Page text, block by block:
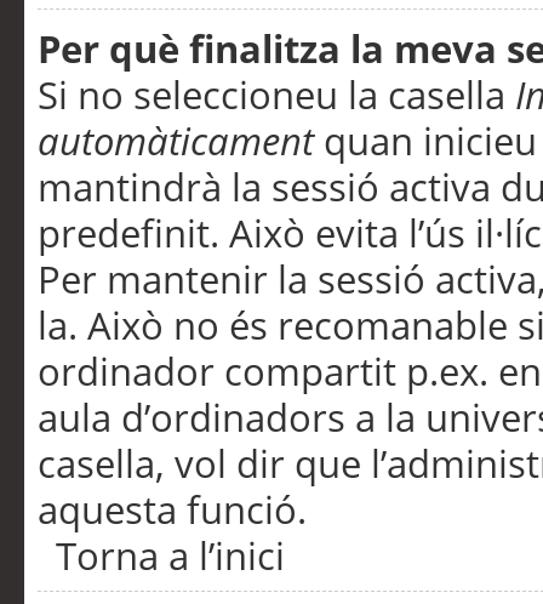
Per què finalitza la meva
Si no seleccioneu la casella
automàticamentquan inicieu
mantindrà la sessió activa
predefinit. Això evita l’ús
Per mantenir la sessió
la. Això no és recomanable
ordinador compartit p.ex.
aula d’ordinadors a la
casella, vol dir que
aquesta funció.
Torna a l’inici